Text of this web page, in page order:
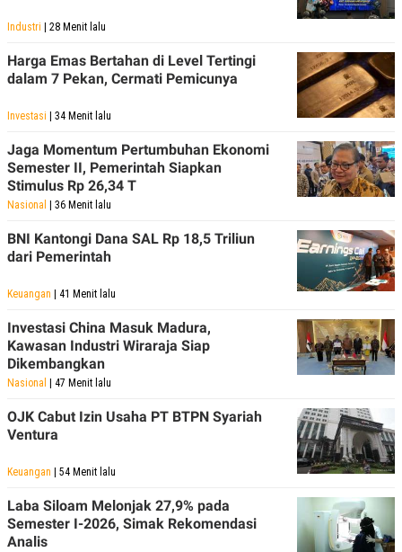
Industri | 28 Menit lalu
Harga Emas Bertahan di Level Tertingi
dalam 7 Pekan, Cermati Pemicunya
Investasi | 34 Menit lalu
Jaga Momentum Pertumbuhan Ekonomi
Semester II, Pemerintah Siapkan
Stimulus Rp 26,34 T
Nasional | 36 Menit lalu
BNI Kantongi Dana SAL Rp 18,5 Triliun
dari Pemerintah
Keuangan | 41 Menit lalu
Investasi China Masuk Madura,
Kawasan Industri Wiraraja Siap
Dikembangkan
Nasional | 47 Menit lalu
OJK Cabut Izin Usaha PT BTPN Syariah
Ventura
Keuangan | 54 Menit lalu
Laba Siloam Melonjak 27,9% pada
Semester I-2026, Simak Rekomendasi
Analis